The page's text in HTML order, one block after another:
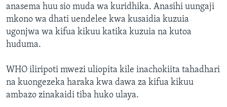
anasema huu sio muda wa kuridhika. Anasihi uungaji
mkono wa dhati uendelee kwa kusaidia kuzuia
ugonjwa wa kifua kikuu katika kuzuia na kutoa
huduma.
WHO iliripoti mwezi uliopita kile inachokiita tahadhari
na kuongezeka haraka kwa dawa za kifua kikuu
ambazo zinakaidi tiba huko ulaya.